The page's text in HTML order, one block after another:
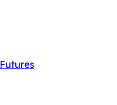
Futures